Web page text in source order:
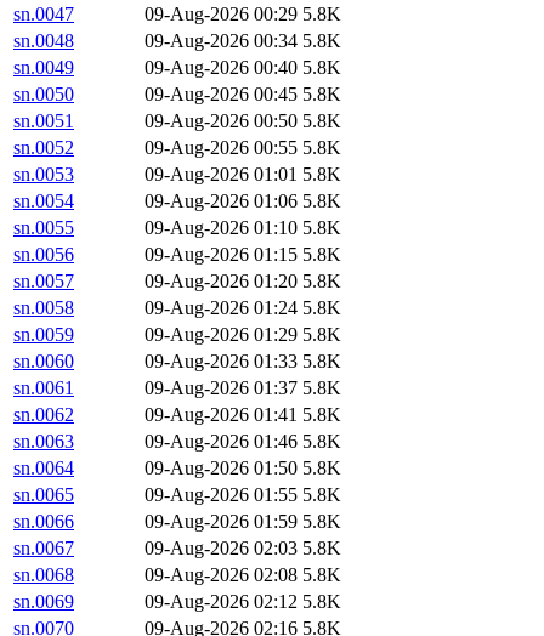
sn.0047
09-Aug-2026 00:29 5.8K
sn.0048
09-Aug-2026 00:34 5.8K
sn.0049
09-Aug-2026 00:40 5.8K
sn.0050
09-Aug-2026 00:45 5.8K
sn.0051
09-Aug-2026 00:50 5.8K
sn.0052
09-Aug-2026 00:55 5.8K
sn.0053
09-Aug-2026 01:01 5.8K
sn.0054
09-Aug-2026 01:06 5.8K
sn.0055
09-Aug-2026 01:10 5.8K
sn.0056
09-Aug-2026 01:15 5.8K
sn.0057
09-Aug-2026 01:20 5.8K
sn.0058
09-Aug-2026 01:24 5.8K
sn.0059
09-Aug-2026 01:29 5.8K
sn.0060
09-Aug-2026 01:33 5.8K
sn.0061
09-Aug-2026 01:37 5.8K
sn.0062
09-Aug-2026 01:41 5.8K
sn.0063
09-Aug-2026 01:46 5.8K
sn.0064
09-Aug-2026 01:50 5.8K
sn.0065
09-Aug-2026 01:55 5.8K
sn.0066
09-Aug-2026 01:59 5.8K
sn.0067
09-Aug-2026 02:03 5.8K
sn.0068
09-Aug-2026 02:08 5.8K
sn.0069
09-Aug-2026 02:12 5.8K
sn.0070
09-Aug-2026 02:16 5.8K